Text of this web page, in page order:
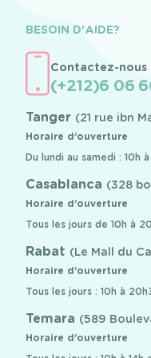
BESOIN D'AIDE?
Contactez-nous
(+212)6 06
Tanger (21 rue ibn
Horaire d’ouverture
Du lundi au samedi : 10h
Casablanca (328
Horaire d’ouverture
Tous les jours de 10h à
Rabat (Le Mall du
Horaire d’ouverture
Tous les jours : 10h à
Temara (589
Horaire d’ouverture